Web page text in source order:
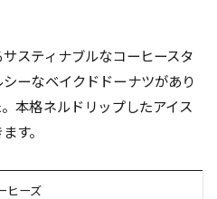
スティナブルなコーヒースタ
ーなベイクドドーナツがあり
本格ネルドリップしたアイス
す。
ヒーズ